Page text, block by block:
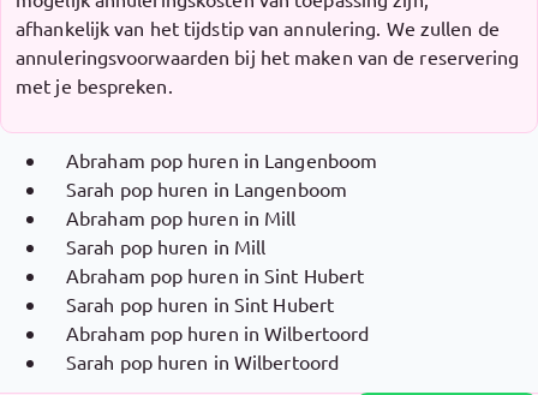
afhankelijk van het tijdstip van annulering. We zullen de
annuleringsvoorwaarden bij het maken van de reservering
met je bespreken.
Abraham pop huren in Langenboom
Sarah pop huren in Langenboom
Abraham pop huren in Mill
Sarah pop huren in Mill
Abraham pop huren in Sint Hubert
Sarah pop huren in Sint Hubert
Abraham pop huren in Wilbertoord
Sarah pop huren in Wilbertoord